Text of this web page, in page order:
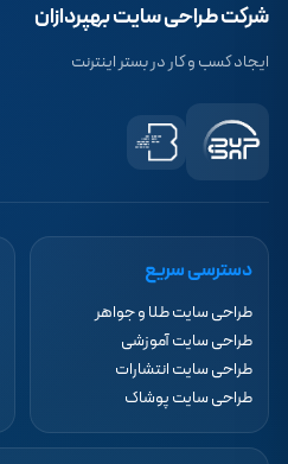
شرکت طراحی سایت بهپردازان
ایجاد کسب و کار در بستر اینترنت
دسترسی سریع
طراحی سایت طلا و جواهر
طراحی سایت آموزشی
طراحی سایت انتشارات
طراحی سایت پوشاک